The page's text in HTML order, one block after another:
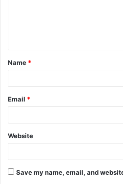
t
*
Name *
Email *
Website
Save my name, email, and